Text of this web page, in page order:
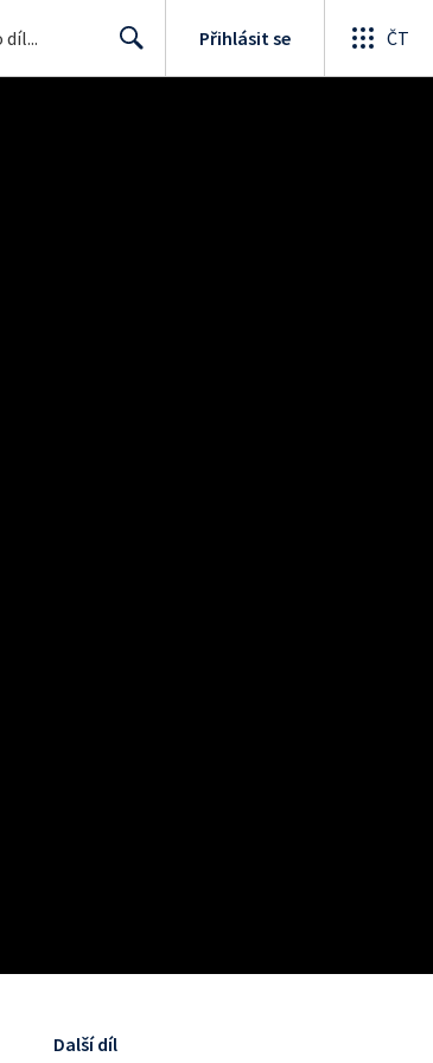
Přihlásit se ČT
Další díl